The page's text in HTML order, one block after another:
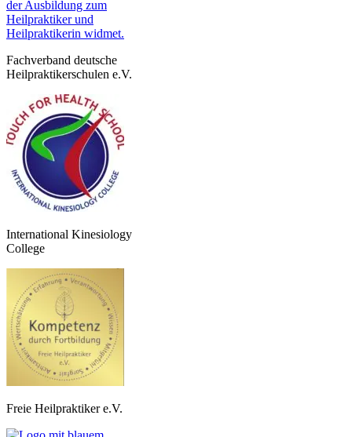
Fachverband deutsche
Heilpraktikerschulen e.V.
International Kinesiology
College
Freie Heilpraktiker e.V.